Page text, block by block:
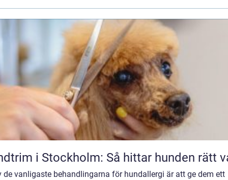
i Stockholm: Så hittar hunden rätt
de vanligaste behandlingarna för hundallergi är att ge dem ett